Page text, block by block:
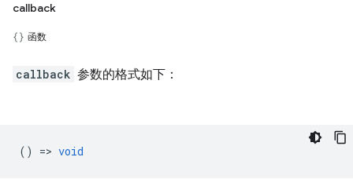
callback
函数
callback 参数的格式如下：
() => void